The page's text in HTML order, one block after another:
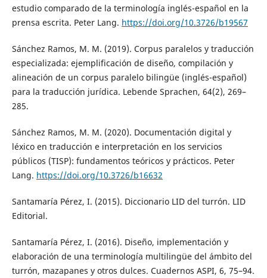
estudio comparado de la terminología inglés-español en la
prensa escrita. Peter Lang. https://doi.org/10.3726/b19567
Sánchez Ramos, M. M. (2019). Corpus paralelos y traducción
especializada: ejemplificación de diseño, compilación y
alineación de un corpus paralelo bilingüe (inglés-español)
para la traducción jurídica. Lebende Sprachen, 64(2), 269–
285.
Sánchez Ramos, M. M. (2020). Documentación digital y
léxico en traducción e interpretación en los servicios
públicos (TISP): fundamentos teóricos y prácticos. Peter
Lang. https://doi.org/10.3726/b16632
Santamaría Pérez, I. (2015). Diccionario LID del turrón. LID
Editorial.
Santamaría Pérez, I. (2016). Diseño, implementación y
elaboración de una terminología multilingüe del ámbito del
turrón, mazapanes y otros dulces. Cuadernos ASPI, 6, 75–94.